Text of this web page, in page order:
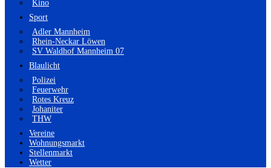
Kino
Sport
Adler Mannheim
Rhein-Neckar Löwen
SV Waldhof Mannheim 07
Blaulicht
Polizei
Feuerwehr
Rotes Kreuz
Johaniter
THW
Vereine
Wohnungsmarkt
Stellenmarkt
Wetter